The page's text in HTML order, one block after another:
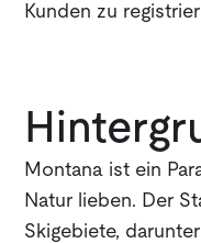
Kunden zu
Montana ist ein
Natur lieben. Der
Skigebiete,